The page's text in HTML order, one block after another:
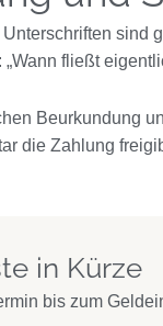
fließt
Beurkundung
die Zahlung
in Kürze
bis zum